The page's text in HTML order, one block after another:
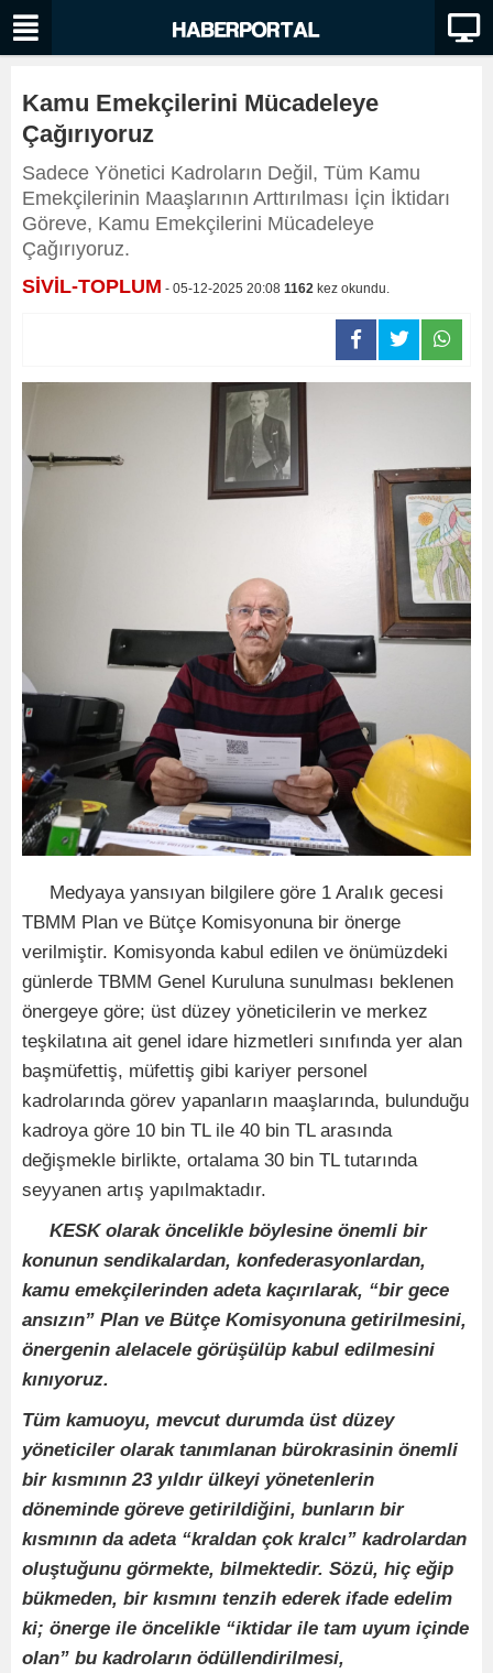
Kamu Emekçilerini Mücadeleye
Çağırıyoruz
Sadece Yönetici Kadroların Değil, Tüm Kamu
Emekçilerinin Maaşlarının Arttırılması İçin İktidarı
Göreve, Kamu Emekçilerini Mücadeleye
Çağırıyoruz.
SİVİL-TOPLUM - 05-12-2025 20:08 1162 kez okundu.
Medyaya yansıyan bilgilere göre 1 Aralık gecesi
TBMM Plan ve Bütçe Komisyonuna bir önerge
verilmiştir. Komisyonda kabul edilen ve önümüzdeki
günlerde TBMM Genel Kuruluna sunulması beklenen
önergeye göre; üst düzey yöneticilerin ve merkez
teşkilatına ait genel idare hizmetleri sınıfında yer alan
başmüfettiş, müfettiş gibi kariyer personel
kadrolarında görev yapanların maaşlarında, bulunduğu
kadroya göre 10 bin TL ile 40 bin TL arasında
değişmekle birlikte, ortalama 30 bin TL tutarında
seyyanen artış yapılmaktadır.
KESK olarak öncelikle böylesine önemli bir
konunun sendikalardan, konfederasyonlardan,
kamu emekçilerinden adeta kaçırılarak, “bir gece
ansızın” Plan ve Bütçe Komisyonuna getirilmesini,
önergenin alelacele görüşülüp kabul edilmesini
kınıyoruz.
Tüm kamuoyu, mevcut durumda üst düzey
yöneticiler olarak tanımlanan bürokrasinin önemli
bir kısmının 23 yıldır ülkeyi yönetenlerin
döneminde göreve getirildiğini, bunların bir
kısmının da adeta “kraldan çok kralcı” kadrolardan
oluştuğunu görmekte, bilmektedir. Sözü, hiç eğip
bükmeden, bir kısmını tenzih ederek ifade edelim
ki; önerge ile öncelikle “iktidar ile tam uyum içinde
olan” bu kadroların ödüllendirilmesi,